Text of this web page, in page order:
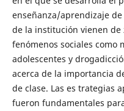
enseñanza/aprendizaje
de la institución vienen
fenómenos sociales como
adolescentes y
acerca de la importancia
de clase. Las es trategias
fueron fundamentales